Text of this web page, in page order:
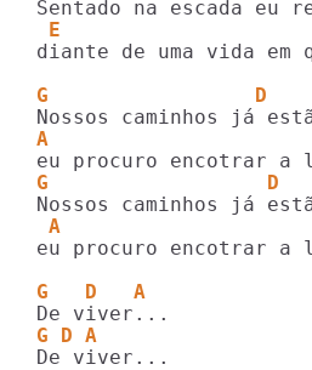
E
diante de uma vida
G                 D
A
G                  D
A
eu procuro encotrar a
G   D   A
G D A
De viver...